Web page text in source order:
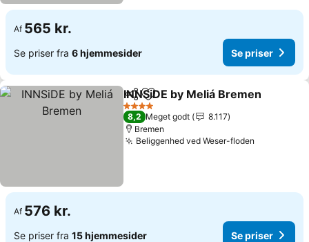
Af 565 kr.
Se priser fra 6 hjemmesider Se priser
Del Føj til favoritter
INNSiDE by Meliá Bremen
4 Stjerner
8,2 Meget godt
8.117
Bremen
Beliggenhed ved Weser-floden
Af 576 kr.
Se priser fra 15 hjemmesider Se priser